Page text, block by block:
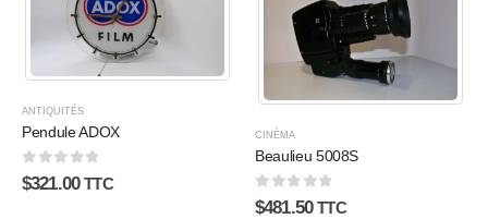
ANTIQUITÉS
Pendule ADOX
0sur 5
$321.00 TTC
CINÉMA
Beaulieu 5008S
0 sur 5
$481.50 TTC